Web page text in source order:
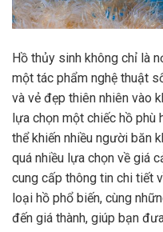
Hồ thủy sinh không chỉ là
một tác phẩm nghệ thuật
và vẻ đẹp thiên nhiên vào
lựa chọn một chiếc hồ phù
thể khiến nhiều người băn
quá nhiều lựa chọn về giá
cung cấp thông tin chi tiết
loại hồ phổ biến, cùng
đến giá thành, giúp bạn